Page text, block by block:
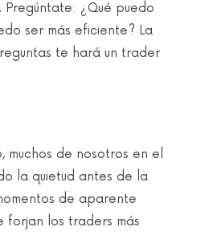
¿Qué puedo
ser más eficiente? La
te hará un trader
muchos de nosotros en el
la quietud antes de la
de aparente
forjan los traders más